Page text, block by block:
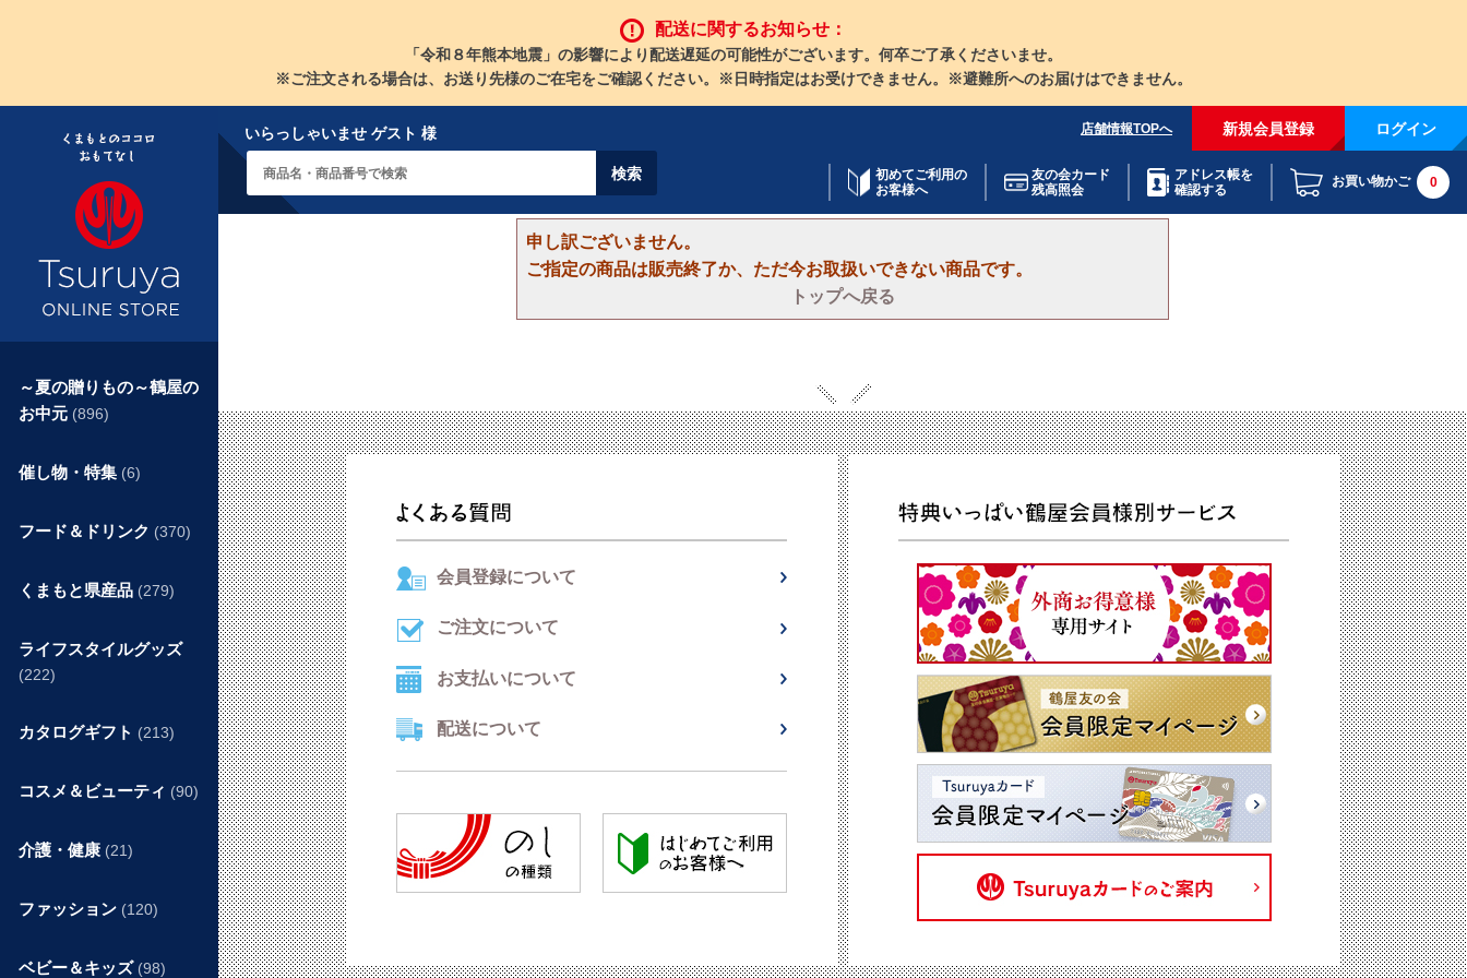
配送に関するお知らせ：
「令和８年熊本地震」の影響により配送遅延の可能性がございます。何卒ご了承くださいませ。
※ご注文される場合は、お送り先様のご在宅をご確認ください。※日時指定はお受けできません。※避難所へのお届けはできません。
いらっしゃいませ ゲスト 様 店舗情報TOPへ 新規会員登録 ログイン
初めてご利用の
お客様へ
友の会カード
残高照会
アドレス帳を
確認する
お買い物かご 0
申し訳ございません。
ご指定の商品は販売終了か、ただ今お取扱いできない商品です。
トップへ戻る
～夏の贈りもの～鶴屋の
お中元 (896)
催し物・特集 (6)
フード＆ドリンク (370)
くまもと県産品 (279)
ライフスタイルグッズ
(222)
カタログギフト (213)
コスメ＆ビューティ (90)
介護・健康 (21)
ファッション (120)
ベビー＆キッズ (98)
会員登録について
ご注文について
お支払いについて
配送について